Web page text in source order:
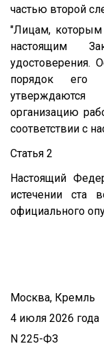
частью второй
"Лицам, которым
настоящим
удостоверения.
порядок его
организацию
соответствии с
Статья 2
Настоящий
истечении ста
официального
Москва, Кремль
4 июля 2026 года
N 225-ФЗ